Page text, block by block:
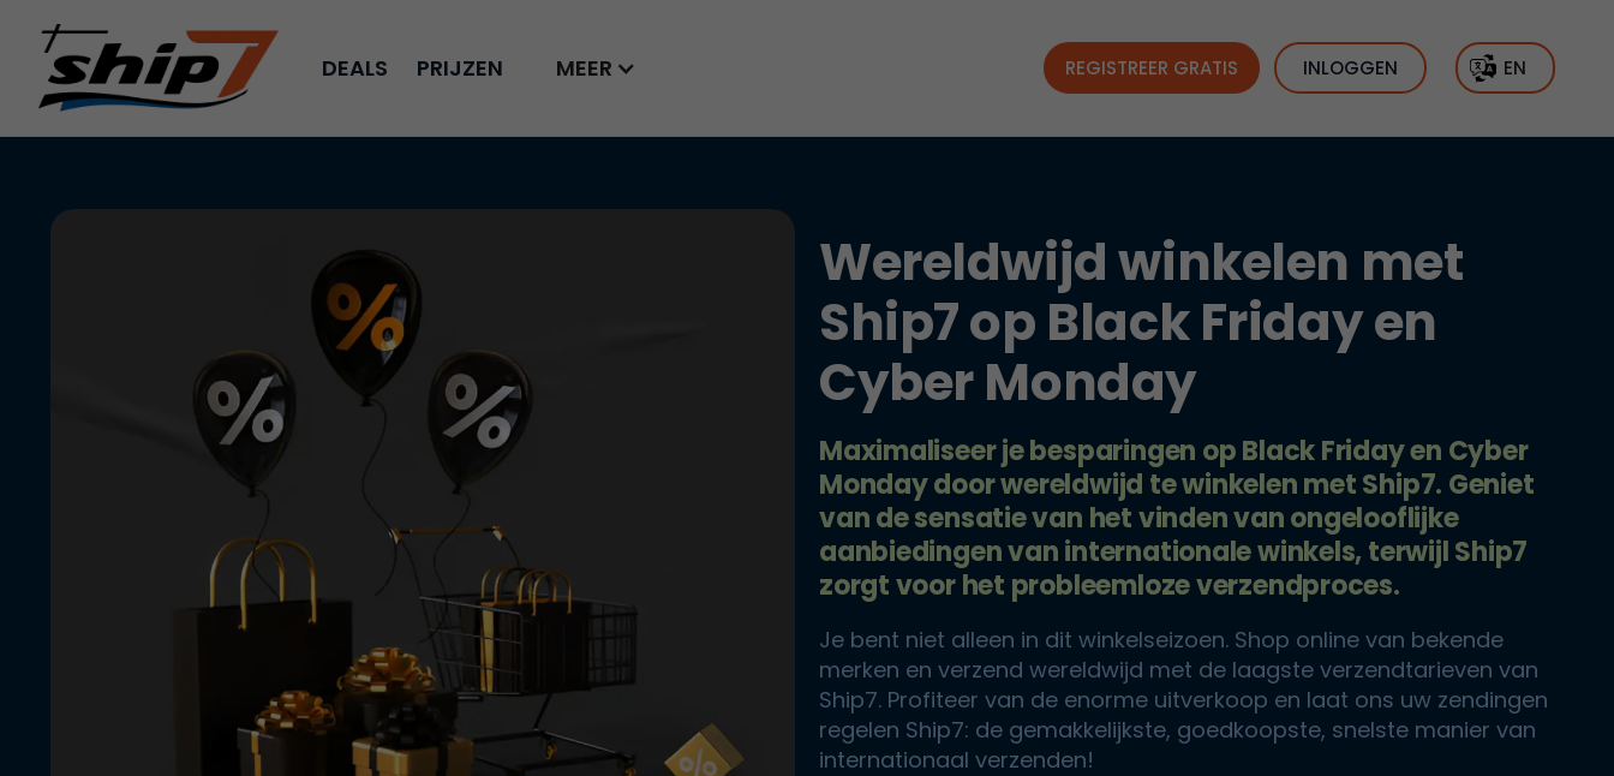
DEALS PRIJZEN MEER REGISTREER GRATIS INLOGGEN EN
Wereldwijd winkelen met
Ship7 op Black Friday en
Cyber Monday
Maximaliseer je besparingen op Black Friday en Cyber
Monday door wereldwijd te winkelen met Ship7. Geniet
van de sensatie van het vinden van ongelooflijke
aanbiedingen van internationale winkels, terwijl Ship7
zorgt voor het probleemloze verzendproces.
Je bent niet alleen in dit winkelseizoen. Shop online van bekende
merken en verzend wereldwijd met de laagste verzendtarieven van
Ship7. Profiteer van de enorme uitverkoop en laat ons uw zendingen
regelen Ship7: de gemakkelijkste, goedkoopste, snelste manier van
internationaal verzenden!